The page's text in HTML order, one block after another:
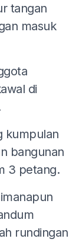
tangan
masuk
di
kumpulan
bangunan
3 petang.
rundingan